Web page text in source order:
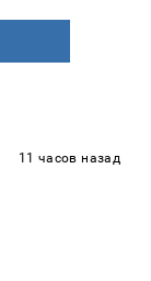
11 часов назад